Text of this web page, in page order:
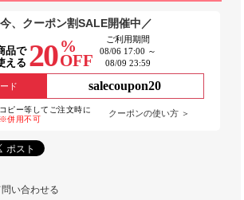
、クーポン割SALE開催中／
品で
える 20 %
OFF
ご利用期間
08/06 17:00 ～
08/09 23:59
ド salecoupon20
ピー等してご注文時に
※併用不可
クーポンの使い方 ＞
い合わせる